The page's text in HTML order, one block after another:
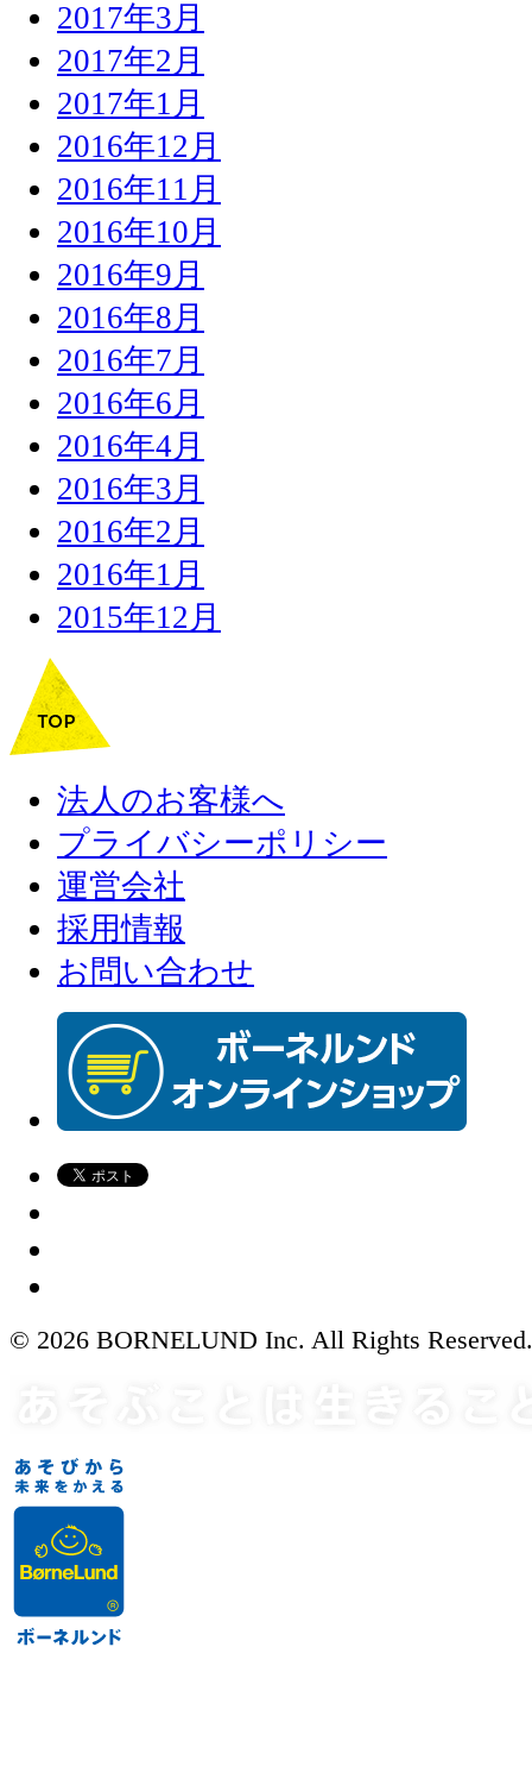
2017年3月
2017年2月
2017年1月
2016年12月
2016年11月
2016年10月
2016年9月
2016年8月
2016年7月
2016年6月
2016年4月
2016年3月
2016年2月
2016年1月
2015年12月
法人のお客様へ
プライバシーポリシー
運営会社
採用情報
お問い合わせ
© 2026 BORNELUND Inc. All Rights Reserved.